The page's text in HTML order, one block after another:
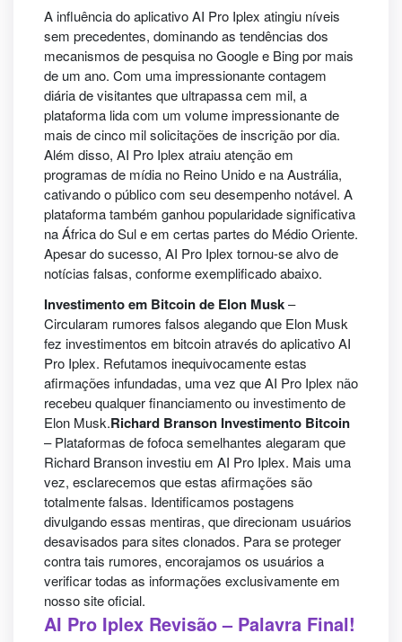
A influência do aplicativo AI Pro Iplex atingiu níveis
sem precedentes, dominando as tendências dos
mecanismos de pesquisa no Google e Bing por mais
de um ano. Com uma impressionante contagem
diária de visitantes que ultrapassa cem mil, a
plataforma lida com um volume impressionante de
mais de cinco mil solicitações de inscrição por dia.
Além disso, AI Pro Iplex atraiu atenção em
programas de mídia no Reino Unido e na Austrália,
cativando o público com seu desempenho notável. A
plataforma também ganhou popularidade significativa
na África do Sul e em certas partes do Médio Oriente.
Apesar do sucesso, AI Pro Iplex tornou-se alvo de
notícias falsas, conforme exemplificado abaixo.
Investimento em Bitcoin de Elon Musk–
Circularam rumores falsos alegando que Elon Musk
fez investimentos em bitcoin através do aplicativo AI
Pro Iplex. Refutamos inequivocamente estas
afirmações infundadas, uma vez que AI Pro Iplex não
recebeu qualquer financiamento ou investimento de
Elon Musk.Richard Branson Investimento Bitcoin
– Plataformas de fofoca semelhantes alegaram que
Richard Branson investiu em AI Pro Iplex. Mais uma
vez, esclarecemos que estas afirmações são
totalmente falsas. Identificamos postagens
divulgando essas mentiras, que direcionam usuários
desavisados para sites clonados. Para se proteger
contra tais rumores, encorajamos os usuários a
verificar todas as informações exclusivamente em
nosso site oficial.
AI Pro Iplex Revisão – Palavra Final!